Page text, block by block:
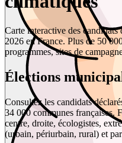
Carte interactive des
2026 en France. Plus de 50
programmes, sites de
Élections
Consultez les candidats
34 000 communes françaises.
centre, droite, écologistes,
(urbain, périurbain, rural) et